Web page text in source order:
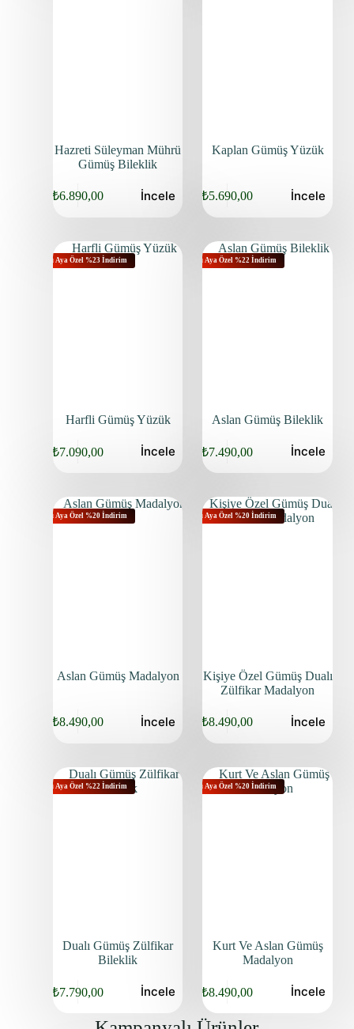
Hazreti Süleyman Mührü
Gümüş Bileklik
₺6.890,00 İncele
Kaplan Gümüş Yüzük
₺5.690,00 İncele
Bu Aya Özel %23 İndirim
Harfli Gümüş Yüzük
₺7.090,00 İncele
Bu Aya Özel %22 İndirim
Aslan Gümüş Bileklik
₺7.490,00 İncele
Bu Aya Özel %20 İndirim
Aslan Gümüş Madalyon
₺8.490,00 İncele
Bu Aya Özel %20 İndirim
Kişiye Özel Gümüş Dualı
Zülfikar Madalyon
₺8.490,00 İncele
Bu Aya Özel %22 İndirim
Dualı Gümüş Zülfikar
Bileklik
₺7.790,00 İncele
Bu Aya Özel %20 İndirim
Kurt Ve Aslan Gümüş
Madalyon
₺8.490,00 İncele